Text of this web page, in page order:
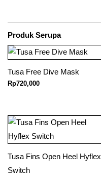
Produk Serupa
Tusa Free Dive Mask
Rp720,000
Tusa Fins Open Heel Hyflex
Switch